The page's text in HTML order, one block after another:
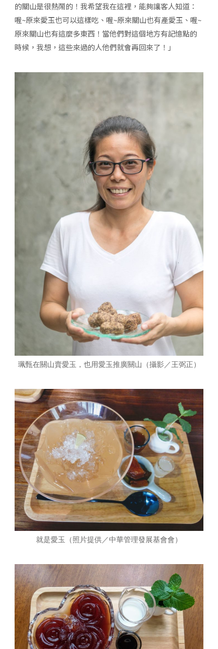
的關山是很熱鬧的！我希望我在這裡，能夠讓客人知道：
喔~原來愛玉也可以這樣吃、喔~原來關山也有產愛玉、喔~
原來關山也有這麼多東西！當他們對這個地方有記憶點的
時候，我想，這些來過的人他們就會再回來了！」
珮甄在關山賣愛玉，也用愛玉推廣關山（攝影／王弼正）
就是愛玉（照片提供／中華管理發展基會會）